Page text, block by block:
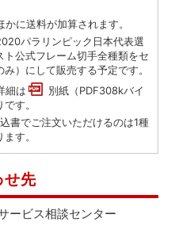
かに送料が加算されます。
パラリンピック日本代表選
公式フレーム切手全種類をセ
み）にして販売する予定です。
細は
別紙（PDF308kバイ
す。
書でご注文いただけるのは1種
す。
せ先
ービス相談センター